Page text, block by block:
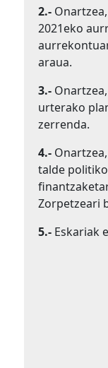
2.-
2021eko
araua.
3.-
urterako
zerrenda.
4.-
talde
Zorpetzeari
5.- Eskariak